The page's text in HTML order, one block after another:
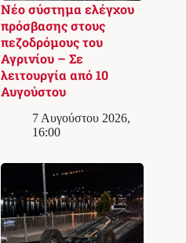
Νέο σύστημα ελέγχου
πρόσβασης στους
πεζοδρόμους του
Αγρινίου – Σε
λειτουργία από 10
Αυγούστου
7 Αυγούστου 2026,
16:00